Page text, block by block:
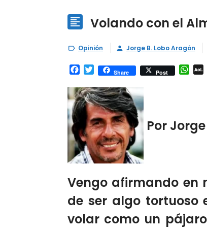
 Volando con el
 Opinión  Jorge B. Lobo Aragón
Facebook
TwitterShare Post
Por
Vengo afirmando en
de ser algo tortuoso
volar como un